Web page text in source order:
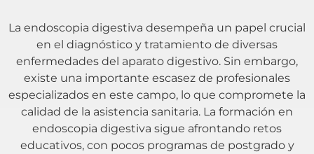
La endoscopia digestiva desempeña un papel crucial
en el diagnóstico y tratamiento de diversas
enfermedades del aparato digestivo. Sin embargo,
existe una importante escasez de profesionales
especializados en este campo, lo que compromete la
calidad de la asistencia sanitaria. La formación en
endoscopia digestiva sigue afrontando retos
educativos, con pocos programas de postgrado y